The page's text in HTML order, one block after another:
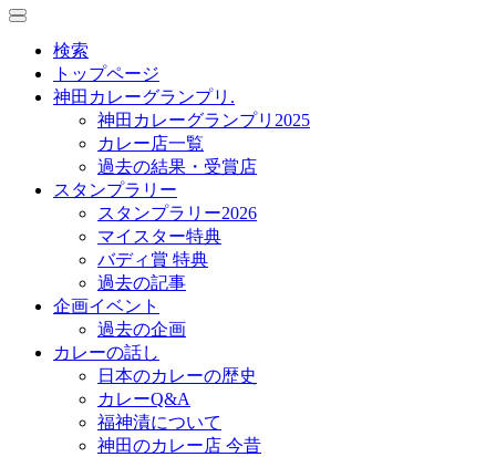
toggle
toggle
navigation
検索
トップページ
神田カレーグランプリ.
神田カレーグランプリ2025
カレー店一覧
過去の結果・受賞店
スタンプラリー
スタンプラリー2026
マイスター特典
バディ賞 特典
過去の記事
企画イベント
過去の企画
カレーの話し
日本のカレーの歴史
カレーQ&A
福神漬について
神田のカレー店 今昔